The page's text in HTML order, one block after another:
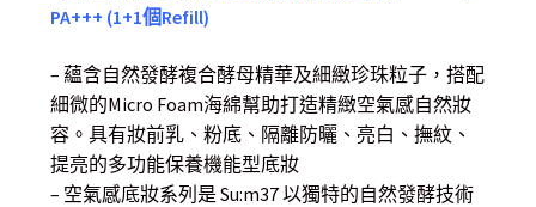
PA+++ (1+1個Refill)
– 蘊含自然發酵複合酵母精華及細緻珍珠粒子，搭配
細微的Micro Foam海綿幫助打造精緻空氣感自然妝
容。具有妝前乳、粉底、隔離防曬、亮白、撫紋、
提亮的多功能保養機能型底妝
– 空氣感底妝系列是 Su:m37 以獨特的自然發酵技術